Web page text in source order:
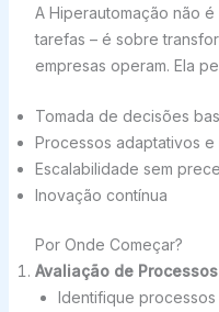
A Hiperautomação não
tarefas – é sobre
empresas operam. Ela
Tomada de decisões
Processos adaptativos
Escalabilidade sem
Inovação contínua
Por Onde Começar?
Avaliação de Processos
Identifique